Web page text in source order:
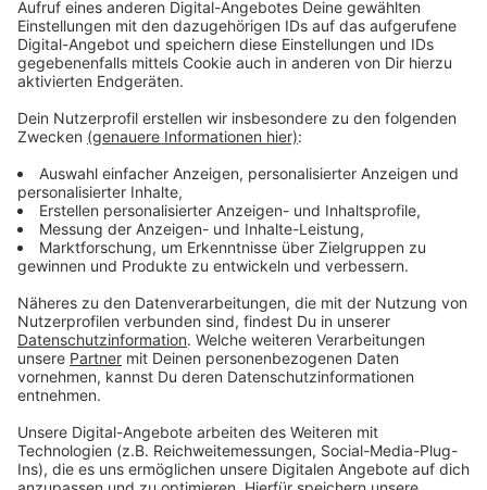
Anzeige
Hier findet ihr die Ansprechpartnerinnen
Anzeige
Kontakt für Stadtteilmanagement:
Silke de Roode
sderoode@stadtplanung-dr-jansen.de
Stefanie Fabel
sfabel@stadtplanung-dr-jansen.de